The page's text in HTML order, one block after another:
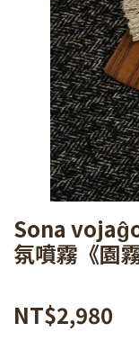
Sona
氛噴霧《園
NT$2,980